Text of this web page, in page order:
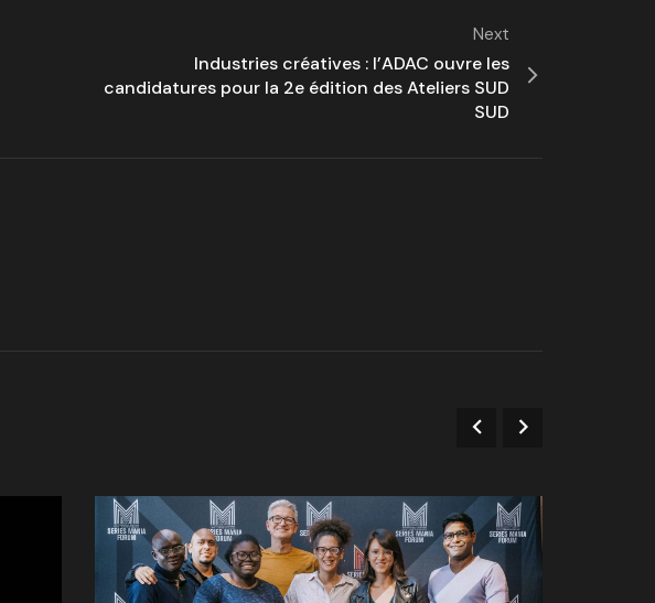
Next
Industries créatives : l’ADAC ouvre les
candidatures pour la 2e édition des Ateliers SUD
SUD